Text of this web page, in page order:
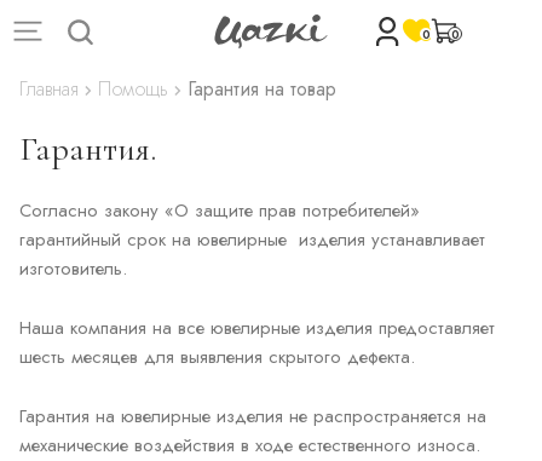
0 0
Главная Помощь Гарантия на товар
Гарантия.
Согласно закону «О защите прав потребителей»
гарантийный срок на ювелирные изделия устанавливает
изготовитель.
Наша компания на все ювелирные изделия предоставляет
шесть месяцев для выявления скрытого дефекта.
Гарантия на ювелирные изделия не распространяется на
механические воздействия в ходе естественного износа.